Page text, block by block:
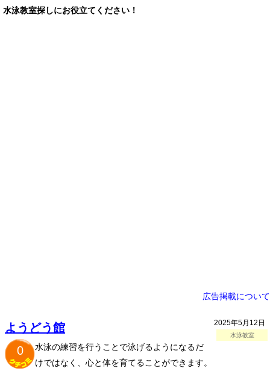
水泳教室探しにお役立てください！
広告掲載について
2025年5月12日
水泳教室
ようどう館
0
水泳の練習を行うことで泳げるようになるだ
けではなく、心と体を育てることができます。